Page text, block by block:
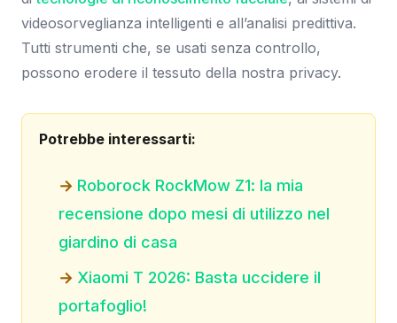
videosorveglianza intelligenti e all’analisi predittiva.
Tutti strumenti che, se usati senza controllo,
possono erodere il tessuto della nostra privacy.
Potrebbe interessarti:
Roborock RockMow Z1: la mia
recensione dopo mesi di utilizzo nel
giardino di casa
Xiaomi T 2026: Basta uccidere il
portafoglio!